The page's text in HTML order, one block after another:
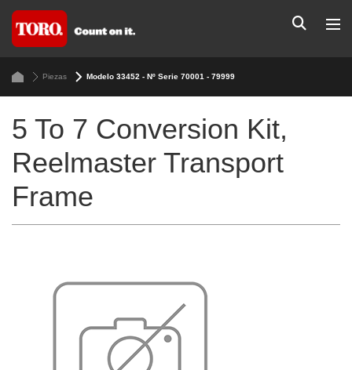
Piezas Modelo 33452 - Nº Serie 70001 - 79999
5 To 7 Conversion Kit,
Reelmaster Transport
Frame